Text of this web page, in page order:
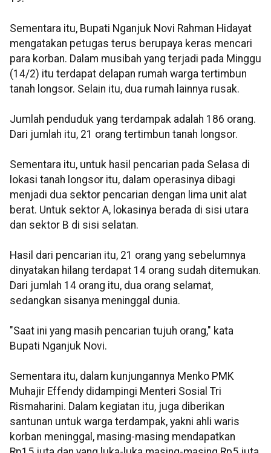
Sementara itu, Bupati Nganjuk Novi Rahman Hidayat
mengatakan petugas terus berupaya keras mencari
para korban. Dalam musibah yang terjadi pada Minggu
(14/2) itu terdapat delapan rumah warga tertimbun
tanah longsor. Selain itu, dua rumah lainnya rusak.
Jumlah penduduk yang terdampak adalah 186 orang.
Dari jumlah itu, 21 orang tertimbun tanah longsor.
Sementara itu, untuk hasil pencarian pada Selasa di
lokasi tanah longsor itu, dalam operasinya dibagi
menjadi dua sektor pencarian dengan lima unit alat
berat. Untuk sektor A, lokasinya berada di sisi utara
dan sektor B di sisi selatan.
Hasil dari pencarian itu, 21 orang yang sebelumnya
dinyatakan hilang terdapat 14 orang sudah ditemukan.
Dari jumlah 14 orang itu, dua orang selamat,
sedangkan sisanya meninggal dunia.
"Saat ini yang masih pencarian tujuh orang," kata
Bupati Nganjuk Novi.
Sementara itu, dalam kunjungannya Menko PMK
Muhajir Effendy didampingi Menteri Sosial Tri
Rismaharini. Dalam kegiatan itu, juga diberikan
santunan untuk warga terdampak, yakni ahli waris
korban meninggal, masing-masing mendapatkan